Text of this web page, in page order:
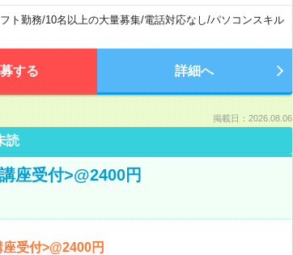
ト勤務/10名以上の大量募集/電話対応なし/パソコンスキル
する 詳細へ
掲載日：2026.08.06
読
座受付>@2400円
受付>@2400円